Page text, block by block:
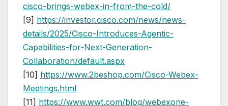
cisco-brings-webex-in-from-the-cold/
[9] https://investor.cisco.com/news/news-
details/2025/Cisco-Introduces-Agentic-
Capabilities-for-Next-Generation-
Collaboration/default.aspx
[10] https://www.2beshop.com/Cisco-Webex-
Meetings.html
[11] https://www.wwt.com/blog/webexone-